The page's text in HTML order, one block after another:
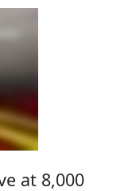
at 8,000